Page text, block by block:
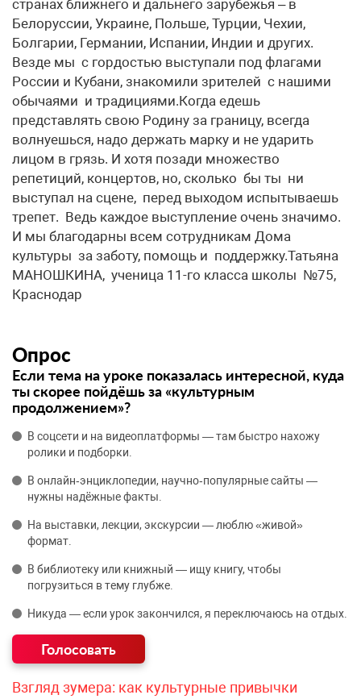
странах ближнего и дальнего зарубежья – в
Белоруссии, Украине, Польше, Турции, Чехии,
Болгарии, Германии, Испании, Индии и других.
Везде мы с гордостью выступали под флагами
России и Кубани, знакомили зрителей с нашими
обычаями и традициями.Когда едешь
представлять свою Родину за границу, всегда
волнуешься, надо держать марку и не ударить
лицом в грязь. И хотя позади множество
репетиций, концертов, но, сколько бы ты ни
выступал на сцене, перед выходом испытываешь
трепет. Ведь каждое выступление очень значимо.
И мы благодарны всем сотрудникам Дома
культуры за заботу, помощь и поддержку.​Татьяна
МАНОШКИНА, ученица 11-го класса школы №75,
Краснодар
Опрос
Если тема на уроке показалась интересной, куда
ты скорее пойдёшь за «культурным
продолжением»?
В соцсети и на видеоплатформы — там быстро нахожу
ролики и подборки.
В онлайн‑энциклопедии, научно‑популярные сайты —
нужны надёжные факты.
На выставки, лекции, экскурсии — люблю «живой»
формат.
В библиотеку или книжный — ищу книгу, чтобы
погрузиться в тему глубже.
Никуда — если урок закончился, я переключаюсь на отдых.
Взгляд зумера: как культурные привычки